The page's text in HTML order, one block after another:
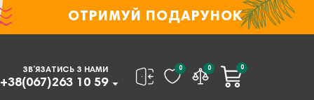
ОТРИМУЙ ПОДАРУНОК
ЗВ’ЯЗАТИСЬ З НАМИ
+38(067)263 10 59
0 0 0